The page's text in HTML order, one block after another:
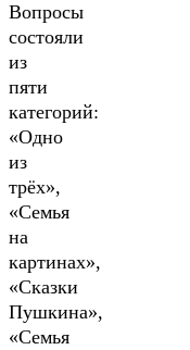
Вопросы
состояли
из
пяти
категорий:
«Одно
из
трёх»,
«Семья
на
картинах»,
«Сказки
Пушкина»,
«Семья